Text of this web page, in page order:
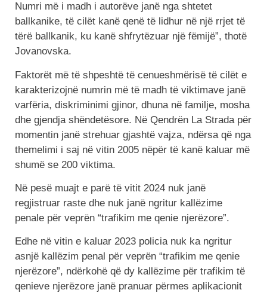
Numri më i madh i autorëve janë nga shtetet
ballkanike, të cilët kanë qenë të lidhur në një rrjet të
tërë ballkanik, ku kanë shfrytëzuar një fëmijë”, thotë
Jovanovska.
Faktorët më të shpeshtë të cenueshmërisë të cilët e
karakterizojnë numrin më të madh të viktimave janë
varfëria, diskriminimi gjinor, dhuna në familje, mosha
dhe gjendja shëndetësore. Në Qendrën La Strada për
momentin janë strehuar gjashtë vajza, ndërsa që nga
themelimi i saj në vitin 2005 nëpër të kanë kaluar më
shumë se 200 viktima.
Në pesë muajt e parë të vitit 2024 nuk janë
regjistruar raste dhe nuk janë ngritur kallëzime
penale për veprën “trafikim me qenie njerëzore”.
Edhe në vitin e kaluar 2023 policia nuk ka ngritur
asnjë kallëzim penal për veprën “trafikim me qenie
njerëzore”, ndërkohë që dy kallëzime për trafikim të
qenieve njerëzore janë pranuar përmes aplikacionit